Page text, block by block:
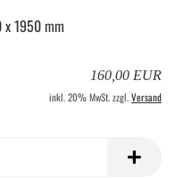
1950 mm
160,00 EUR
inkl. 20% MwSt. zzgl.Versand